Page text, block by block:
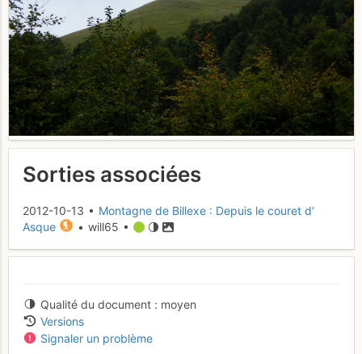
Sorties associées
2012-10-13 • Montagne de Billexe : Depuis le couret d'
Asque
• will65 •
Qualité du document
moyen
Versions
Signaler un problème